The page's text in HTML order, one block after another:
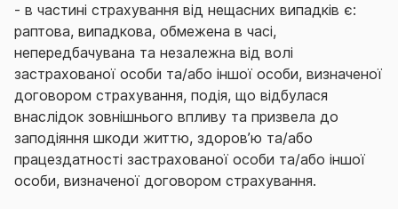
- в частині страхування від нещасних випадків є:
раптова, випадкова, обмежена в часі,
непередбачувана та незалежна від волі
застрахованої особи та/або іншої особи, визначеної
договором страхування, подія, що відбулася
внаслідок зовнішнього впливу та призвела до
заподіяння шкоди життю, здоров’ю та/або
працездатності застрахованої особи та/або іншої
особи, визначеної договором страхування.